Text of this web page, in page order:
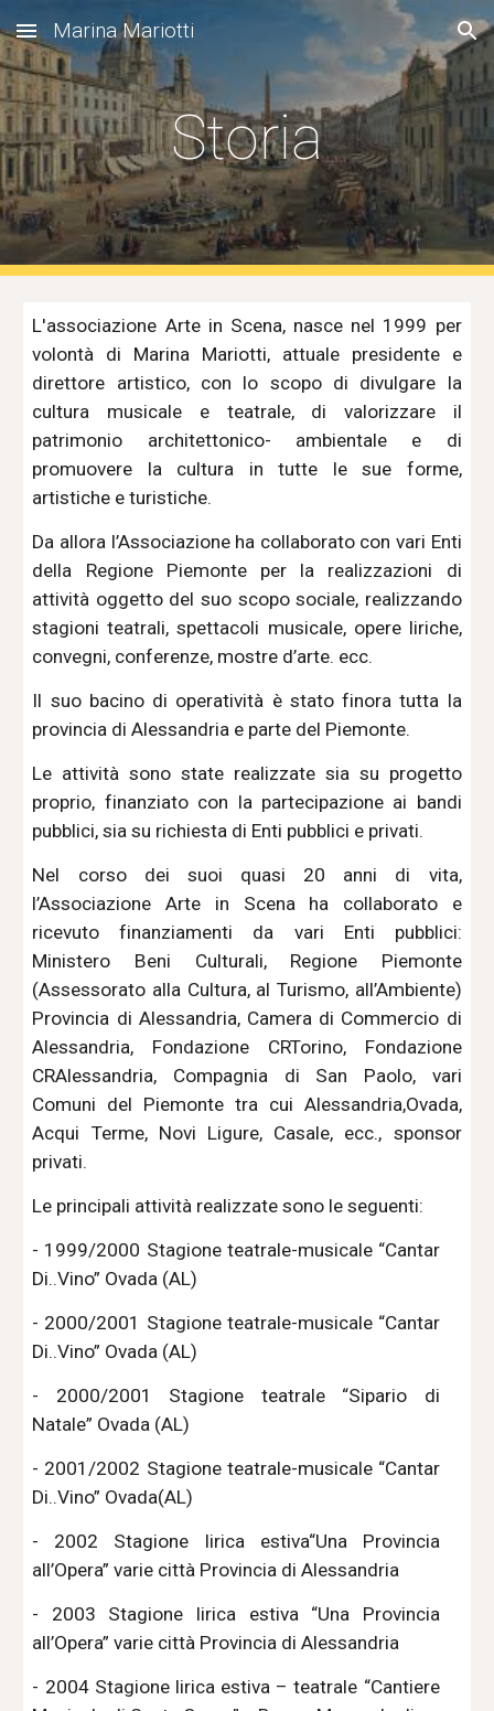
Skip to main content Skip to navigation
Marina Mariotti
Storia
L'associazione Arte in Scena, nasce nel 1999 per
volontà di Marina Mariotti, attuale presidente e
direttore artistico, con lo scopo di divulgare la
cultura musicale e teatrale, di valorizzare il
patrimonio architettonico- ambientale e di
promuovere la cultura in tutte le sue forme,
artistiche e turistiche.
Da allora l’Associazione ha collaborato con vari Enti
della Regione Piemonte per la realizzazioni di
attività oggetto del suo scopo sociale, realizzando
stagioni teatrali, spettacoli musicale, opere liriche,
convegni, conferenze, mostre d’arte. ecc.
Il suo bacino di operatività è stato finora tutta la
provincia di Alessandria e parte del Piemonte.
Le attività sono state realizzate sia su progetto
proprio, finanziato con la partecipazione ai bandi
pubblici, sia su richiesta di Enti pubblici e privati.
Nel corso dei suoi quasi 20 anni di vita,
l’Associazione Arte in Scena ha collaborato e
ricevuto finanziamenti da vari Enti pubblici:
Ministero Beni Culturali, Regione Piemonte
(Assessorato alla Cultura, al Turismo, all’Ambiente)
Provincia di Alessandria, Camera di Commercio di
Alessandria, Fondazione CRTorino, Fondazione
CRAlessandria, Compagnia di San Paolo, vari
Comuni del Piemonte tra cui Alessandria,Ovada,
Acqui Terme, Novi Ligure, Casale, ecc., sponsor
privati.
Le principali attività realizzate sono le seguenti:
- 1999/2000 Stagione teatrale-musicale “Cantar
Di..Vino” Ovada (AL)
- 2000/2001 Stagione teatrale-musicale “Cantar
Di..Vino” Ovada (AL)
- 2000/2001 Stagione teatrale “Sipario di
Natale” Ovada (AL)
- 2001/2002 Stagione teatrale-musicale “Cantar
Di..Vino” Ovada(AL)
- 2002 Stagione lirica estiva“Una Provincia
all’Opera” varie città Provincia di Alessandria
- 2003 Stagione lirica estiva “Una Provincia
all’Opera” varie città Provincia di Alessandria
- 2004 Stagione lirica estiva – teatrale “Cantiere